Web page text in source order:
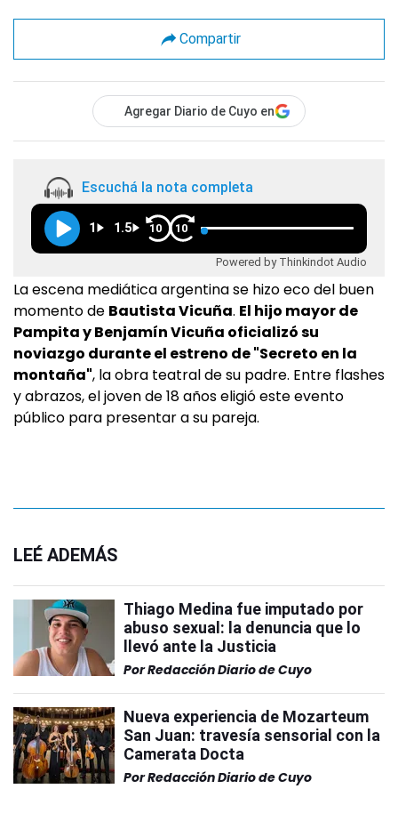
Compartir
Agregar Diario de Cuyo en
Escuchá la nota completa
1 1.5 10 10
Powered by Thinkindot Audio
La escena mediática argentina se hizo eco del buen
momento de Bautista Vicuña. El hijo mayor de
Pampita y Benjamín Vicuña oficializó su
noviazgo durante el estreno de "Secreto en la
montaña", la obra teatral de su padre. Entre flashes
y abrazos, el joven de 18 años eligió este evento
público para presentar a su pareja.
LEÉ ADEMÁS
Thiago Medina fue imputado por
abuso sexual: la denuncia que lo
llevó ante la Justicia
PorRedacción Diario de Cuyo
Nueva experiencia de Mozarteum
San Juan: travesía sensorial con la
Camerata Docta
PorRedacción Diario de Cuyo